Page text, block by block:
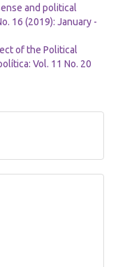
and political
16 (2019): January -
of the Political
Vol. 11 No. 20